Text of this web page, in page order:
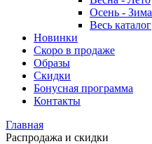
Осень - Зима
Весь каталог
Новинки
Скоро в продаже
Образы
Скидки
Бонусная программа
Контакты
Главная
Распродажа и скидки